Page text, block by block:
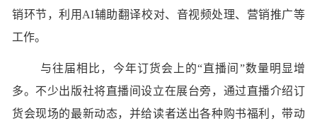
销环节，利用AI辅助翻译校对、音视频处理、营销推广等
工作。
与往届相比，今年订货会上的“直播间”数量明显增
多。不少出版社将直播间设立在展台旁，通过直播介绍订
货会现场的最新动态，并给读者送出各种购书福利，带动